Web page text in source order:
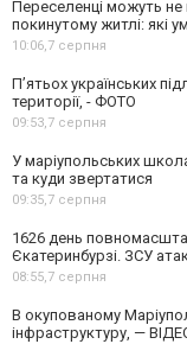
Переселенці можуть не
покинутому житлі: які
10:06,7 серпня
П’ятьох українських
території, - ФОТО
09:53,7 серпня
У маріупольських
та куди звертатися
09:35,7 серпня
1626 день
Єкатеринбурзі. ЗСУ
08:55,7 серпня
В окупованому
інфраструктуру, —